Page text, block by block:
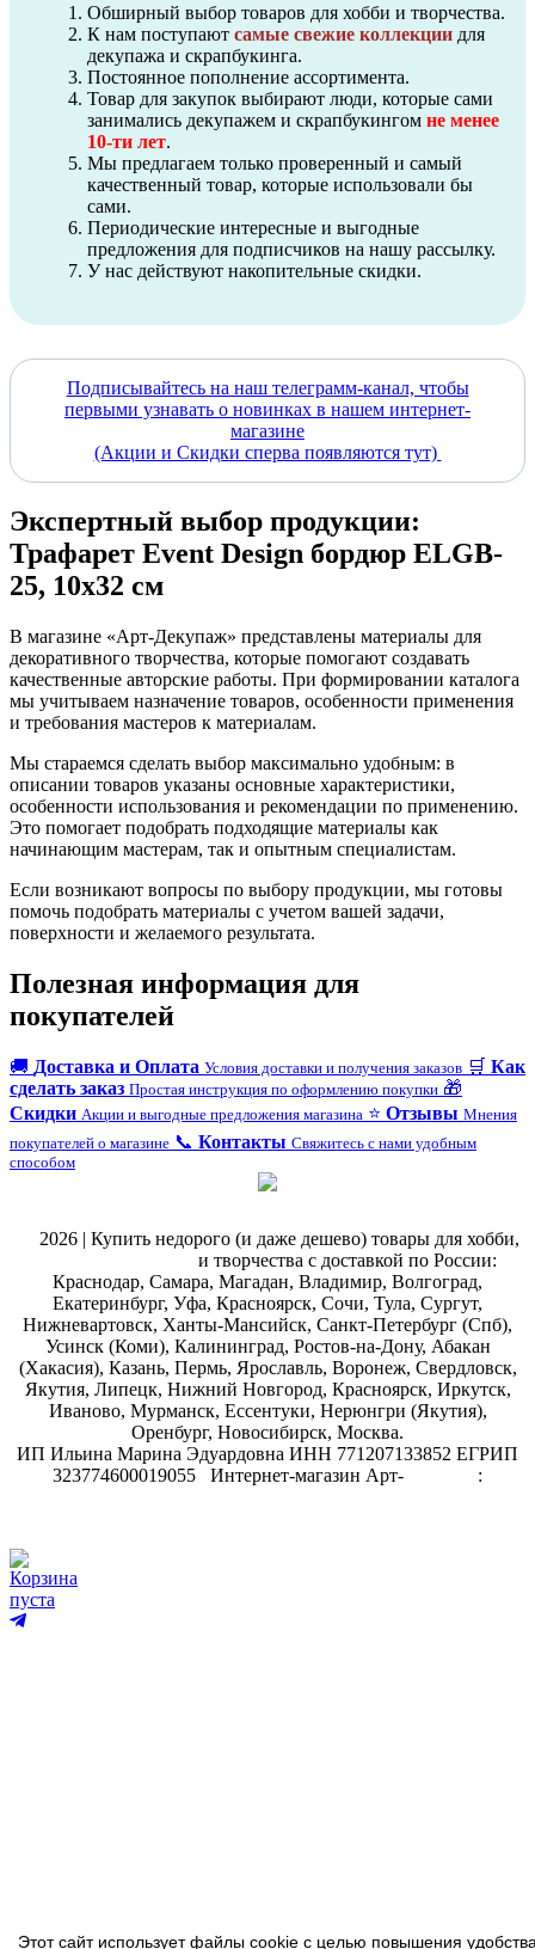
Обширный выбор товаров для хобби и творчества.
К нам поступают самые свежие коллекции для
декупажа и скрапбукинга.
Постоянное пополнение ассортимента.
Товар для закупок выбирают люди, которые сами
занимались декупажем и скрапбукингом не менее
10-ти лет.
Мы предлагаем только проверенный и самый
качественный товар, которые использовали бы
сами.
Периодические интересные и выгодные
предложения для подписчиков на нашу рассылку.
У нас действуют накопительные скидки.
Подписывайтесь на наш телеграмм-канал, чтобы
первыми узнавать о новинках в нашем интернет-
магазине
(Акции и Скидки сперва появляются тут)
Экспертный выбор продукции:
Трафарет Event Design бордюр ELGB-
25, 10х32 см
В магазине «Арт-Декупаж» представлены материалы для
декоративного творчества, которые помогают создавать
качественные авторские работы. При формировании каталога
мы учитываем назначение товаров, особенности применения
и требования мастеров к материалам.
Мы стараемся сделать выбор максимально удобным: в
описании товаров указаны основные характеристики,
особенности использования и рекомендации по применению.
Это помогает подобрать подходящие материалы как
начинающим мастерам, так и опытным специалистам.
Если возникают вопросы по выбору продукции, мы готовы
помочь подобрать материалы с учетом вашей задачи,
поверхности и желаемого результата.
Полезная информация для
покупателей
🚚 Доставка и Оплата Условия доставки и получения заказов 🛒 Как
сделать заказ Простая инструкция по оформлению покупки 🎁
Скидки Акции и выгодные предложения магазина ⭐ Отзывы Мнения
покупателей о магазине 📞 Контакты Свяжитесь с нами удобным
способом
2026 | Купить недорого (и даже дешево) товары для хобби,
и творчества с доставкой по России:
Краснодар, Самара, Магадан, Владимир, Волгоград,
Екатеринбург, Уфа, Красноярск, Сочи, Тула, Сургут,
Нижневартовск, Ханты-Мансийск, Санкт-Петербург (Спб),
Усинск (Коми), Калининград, Ростов-на-Дону, Абакан
(Хакасия), Казань, Пермь, Ярославль, Воронеж, Свердловск,
Якутия, Липецк, Нижний Новгород, Красноярск, Иркутск,
Иваново, Мурманск, Ессентуки, Нерюнгри (Якутия),
Оренбург, Новосибирск, Москва.
ИП Ильина Марина Эдуардовна ИНН 771207133852 ЕГРИП
323774600019055
Интернет-магазин Арт-
:
Корзина
пуста
Этот сайт использует файлы cookie с целью повышения